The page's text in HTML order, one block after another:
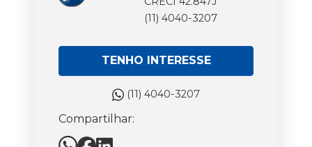
(11) 4040-3207
TENHO INTERESSE
(11) 4040-3207
Compartilhar: